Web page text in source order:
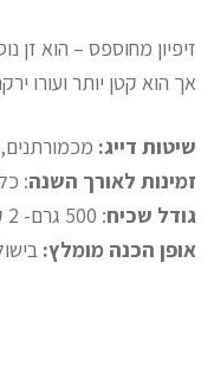
זיפיון מחוספס – הוא זן
אך הוא קטן יותר ועורו
שיטות דייג:
זמינות לאורך השנה:
גודל שכיח: 500 גרם- 2 קילו
אופן הכנה מומלץ: